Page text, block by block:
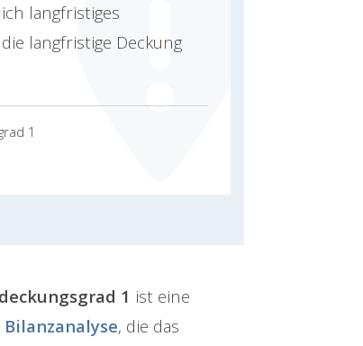
1
langfristiges
langfristige Deckung
1 ist eine
Bilanzanalyse, die das